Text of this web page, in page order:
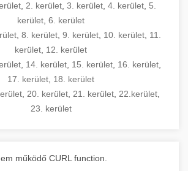
2. kerület 3. kerület 4. kerület 5.
kerület 6. kerület
, 8. kerület, 9. kerület, 10. kerület, 11.
kerület 12. kerület
14. kerület 15. kerület 16. kerület
17. kerület 18. kerület
20. kerület 21. kerület 22.kerület
23. kerület
működő CURL function.